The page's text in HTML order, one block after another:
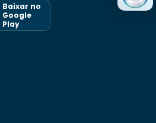
Baixar no
Google
Play